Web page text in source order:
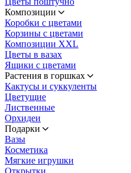
Композиции
Коробки с цветами
Корзины с цветами
Композиции XXL
Цветы в вазах
Ящики с цветами
Растения в горшках
Кактусы и суккуленты
Цветущие
Лиственные
Орхидеи
Подарки
Вазы
Косметика
Мягкие игрушки
Открытки